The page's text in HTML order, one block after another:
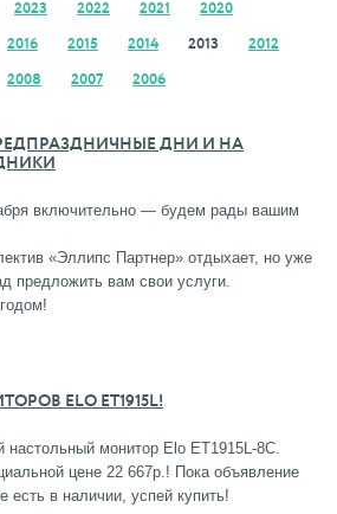
2023 2022 2021 2020
2016 2015 2014 2013 2012
2008 2007 2006
ДНИ И НА
включительно — будем рады вашим
«Эллипс Партнер» отдыхает, но уже
предложить вам свои услуги.
ELO ET1915L!
монитор Elo ET1915L-8C.
цене 22 667р.! Пока объявление
есть в наличии, успей купить!